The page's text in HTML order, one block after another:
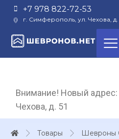
+7 978 822-72-53
г. Симферополь, ул. Чехова, д.
Внимание! Новый адрес:
Чехова, д. 51
Товары Шевроны